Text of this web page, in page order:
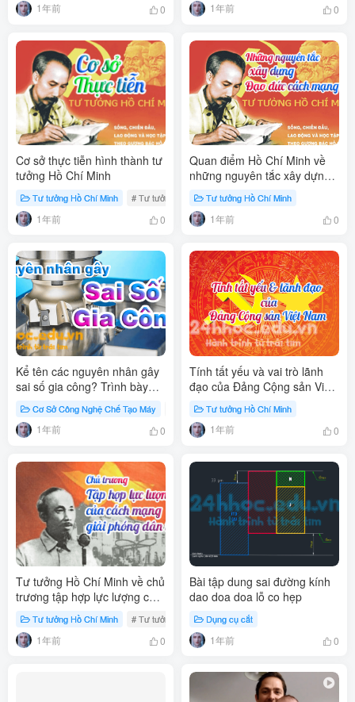
1年前 0 1年前 0
Cơ sở thực tiễn hình thành tư
tưởng Hồ Chí Minh
Tư tưởng Hồ Chí Minh # Tư tưởng Hồ Chí Minh
1年前 0
Quan điểm Hồ Chí Minh về
những nguyên tắc xây dựng
đạo đức cách mạng
Tư tưởng Hồ Chí Minh
1年前 0
Kể tên các nguyên nhân gây
sai số gia công? Trình bày
các nguyên nhân gây sai số
gia công?
Cơ Sở Công Nghệ Chế Tạo Máy # các nguyên nhân gây sai số gia công
1年前 0
Tính tất yếu và vai trò lãnh
đạo của Đảng Cộng sản Việt
Tư tưởng Hồ Chí Minh
1年前 0
Tư tưởng Hồ Chí Minh về chủ
trương tập hợp lực lượng của
cách mạng giải phóng dân
tộc Tư tưởng Hồ Chí Minh # Tư tưởng Hồ Chí Minh # Cách mạng giải phóng dân
1年前 0
Bài tập dung sai đường kính
dao doa doa lỗ co hẹp
Dụng cụ cắt
1年前 0